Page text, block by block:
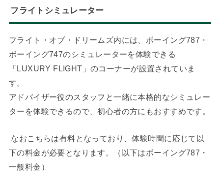
フライトシミュレーター
フライト・オブ・ドリームズ内には、ボーイング787・
ボーイング747のシミュレーターを体験できる
「LUXURY FLIGHT」のコーナーが設置されていま
す。
アドバイザー役のスタッフと一緒に本格的なシミュレー
ターを体験できるので、初心者の方にもおすすめです。
なおこちらは有料となっており、体験時間に応じて以
下の料金が必要となります。（以下はボーイング787・
一般料金）